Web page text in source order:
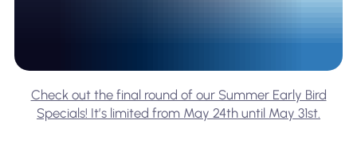
Check out the final round of our Summer Early Bird
Specials! It’s limited from May 24th until May 31st.